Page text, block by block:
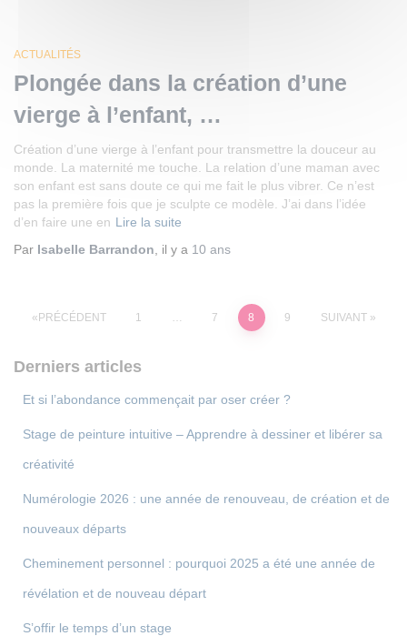
ACTUALITÉS
Plongée dans la création d’une
vierge à l’enfant, …
Création d’une vierge à l’enfant pour transmettre la douceur au
monde. La maternité me touche. La relation d’une maman avec
son enfant est sans doute ce qui me fait le plus vibrer. Ce n’est
pas la première fois que je sculpte ce modèle. J’ai dans l’idée
d’en faire une en Lire la suite
Par Isabelle Barrandon , il y a 10 ans
Pagination
publications
PRÉCÉDENT 1 7 8 9 SUIVANT
Derniers articles
Et si l’abondance commençait par oser créer ?
Stage de peinture intuitive – Apprendre à dessiner et libérer sa
créativité
Numérologie 2026 : une année de renouveau, de création et de
nouveaux départs
Cheminement personnel : pourquoi 2025 a été une année de
révélation et de nouveau départ
S’offir le temps d’un stage